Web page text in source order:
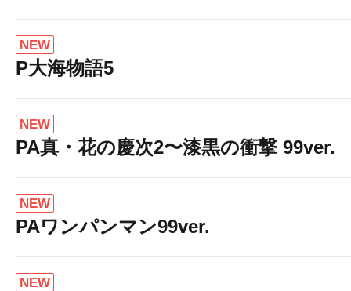
NEW
P大海物語5
NEW
PA真・花の慶次2〜漆黒の衝撃 99ver.
NEW
PAワンパンマン99ver.
NEW